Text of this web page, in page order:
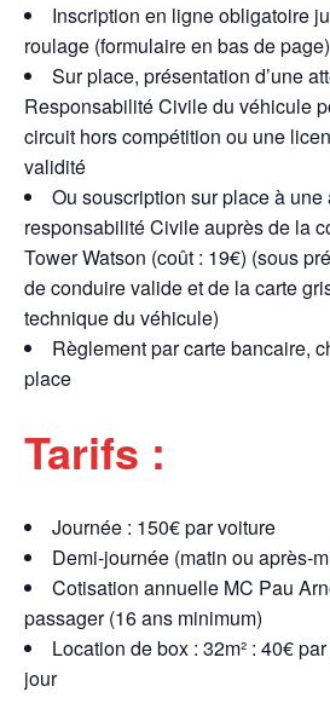
Inscription en ligne obligatoire
roulage (formulaire en bas de page)
Sur place, présentation d’une
Responsabilité Civile du véhicule
circuit hors compétition ou une
validité
Ou souscription sur place à une
responsabilité Civile auprès de la
Tower Watson (coût : 19€) (sous
de conduire valide et de la carte
technique du véhicule)
Règlement par carte bancaire,
place
Tarifs :
Journée : 150€ par voiture
Demi-journée (matin ou après-
Cotisation annuelle MC Pau
passager (16 ans minimum)
Location de box : 32m² : 40€
jour